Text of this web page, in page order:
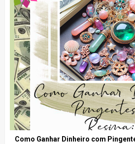
Como Ganhar Dinheiro com